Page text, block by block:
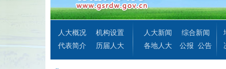
人大概况
机构设置
代表简介
历届人大
人大新闻
综合新闻
各地人大
公报 公告